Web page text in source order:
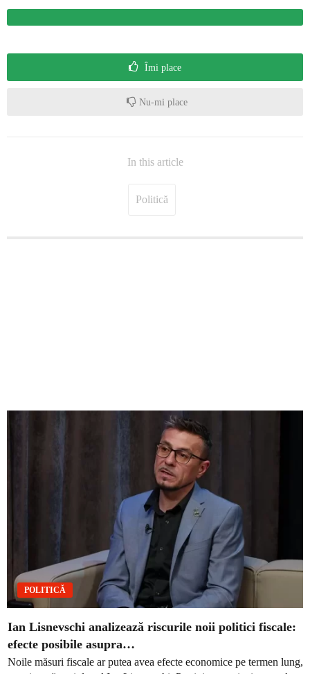
Îmi place
Nu-mi place
In this article
Politică
POLITICĂ
Ian Lisnevschi analizează riscurile noii politici fiscale:
efecte posibile asupra…
Noile măsuri fiscale ar putea avea efecte economice pe termen lung,